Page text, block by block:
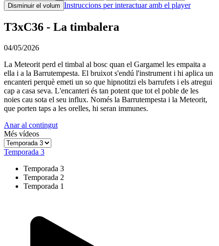
Disminuir el volum Instruccions per interactuar amb el player
T3xC36 - La timbalera
04/05/2026
La Meteorit perd el timbal al bosc quan el Gargamel les empaita a
ella i a la Barrutempesta. El bruixot s'endú l'instrument i hi aplica un
encanteri perquè emeti un so que hipnotitzi els barrufets i els atregui
cap a casa seva. L'encanteri és tan potent que tot el poble de les
noies cau sota el seu influx. Només la Barrutempesta i la Meteorit,
que porten taps a les orelles, hi seran immunes.
Anar al contingut
Més vídeos
Temporada 3
Temporada 3
Temporada 2
Temporada 1